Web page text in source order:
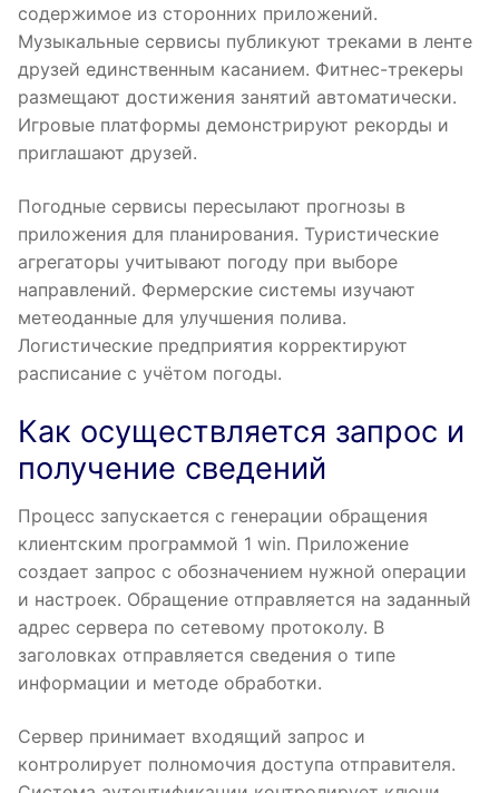
содержимое из сторонних приложений.
Музыкальные сервисы публикуют треками в ленте
друзей единственным касанием. Фитнес-трекеры
размещают достижения занятий автоматически.
Игровые платформы демонстрируют рекорды и
приглашают друзей.
Погодные сервисы пересылают прогнозы в
приложения для планирования. Туристические
агрегаторы учитывают погоду при выборе
направлений. Фермерские системы изучают
метеоданные для улучшения полива.
Логистические предприятия корректируют
расписание с учётом погоды.
Как осуществляется запрос и
получение сведений
Процесс запускается с генерации обращения
клиентским программой 1 win. Приложение
создает запрос с обозначением нужной операции
и настроек. Обращение отправляется на заданный
адрес сервера по сетевому протоколу. В
заголовках отправляется сведения о типе
информации и методе обработки.
Сервер принимает входящий запрос и
контролирует полномочия доступа отправителя.